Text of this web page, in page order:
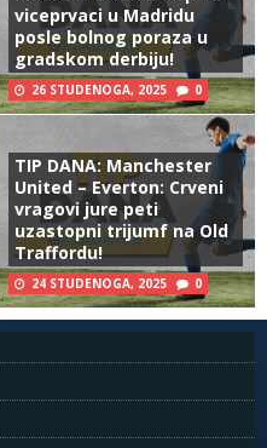
viceprvaci u Madridu
posle bolnog poraza u
gradskom derbiju!
26 STUDENOGA, 2025 0
TIP DANA: Manchester
United – Everton: Crveni
vragovi jure peti
uzastopni trijumf na Old
Traffordu!
24 STUDENOGA, 2025 0